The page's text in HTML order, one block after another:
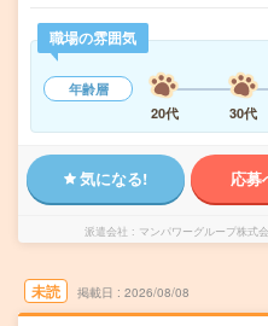
職場の雰囲気
年齢層
20代
30代
気になる! 応募
派遣会社 マンパワーグループ株式
未読 掲載日 2026/08/08